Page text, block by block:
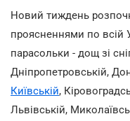
Новий тиждень
проясненнями по всій
парасольки - дощ зі
Дніпропетровській,
Київській,
Львівській,